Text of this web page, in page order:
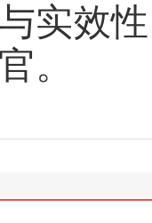
实效性
。